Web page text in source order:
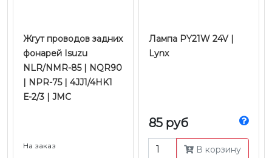
Жгут проводов задних
фонарей Isuzu
NLR/NMR-85 | NQR90
| NPR-75 | 4JJ1/4HK1
Е-2/3 | JMC
На заказ
Лампа PY21W 24V |
Lynx
85 руб
В корзину